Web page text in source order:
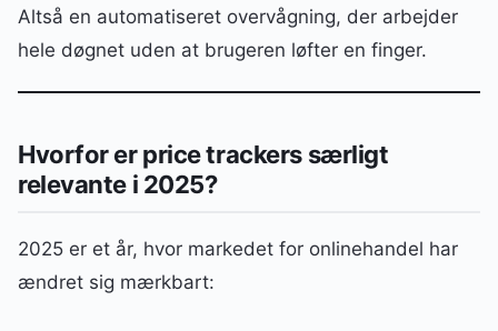
Altså en automatiseret overvågning, der arbejder
hele døgnet uden at brugeren løfter en finger.
Hvorfor er price trackers særligt
relevante i 2025?
2025 er et år, hvor markedet for onlinehandel har
ændret sig mærkbart: